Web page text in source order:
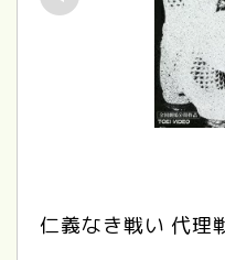
仁義なき戦い 代